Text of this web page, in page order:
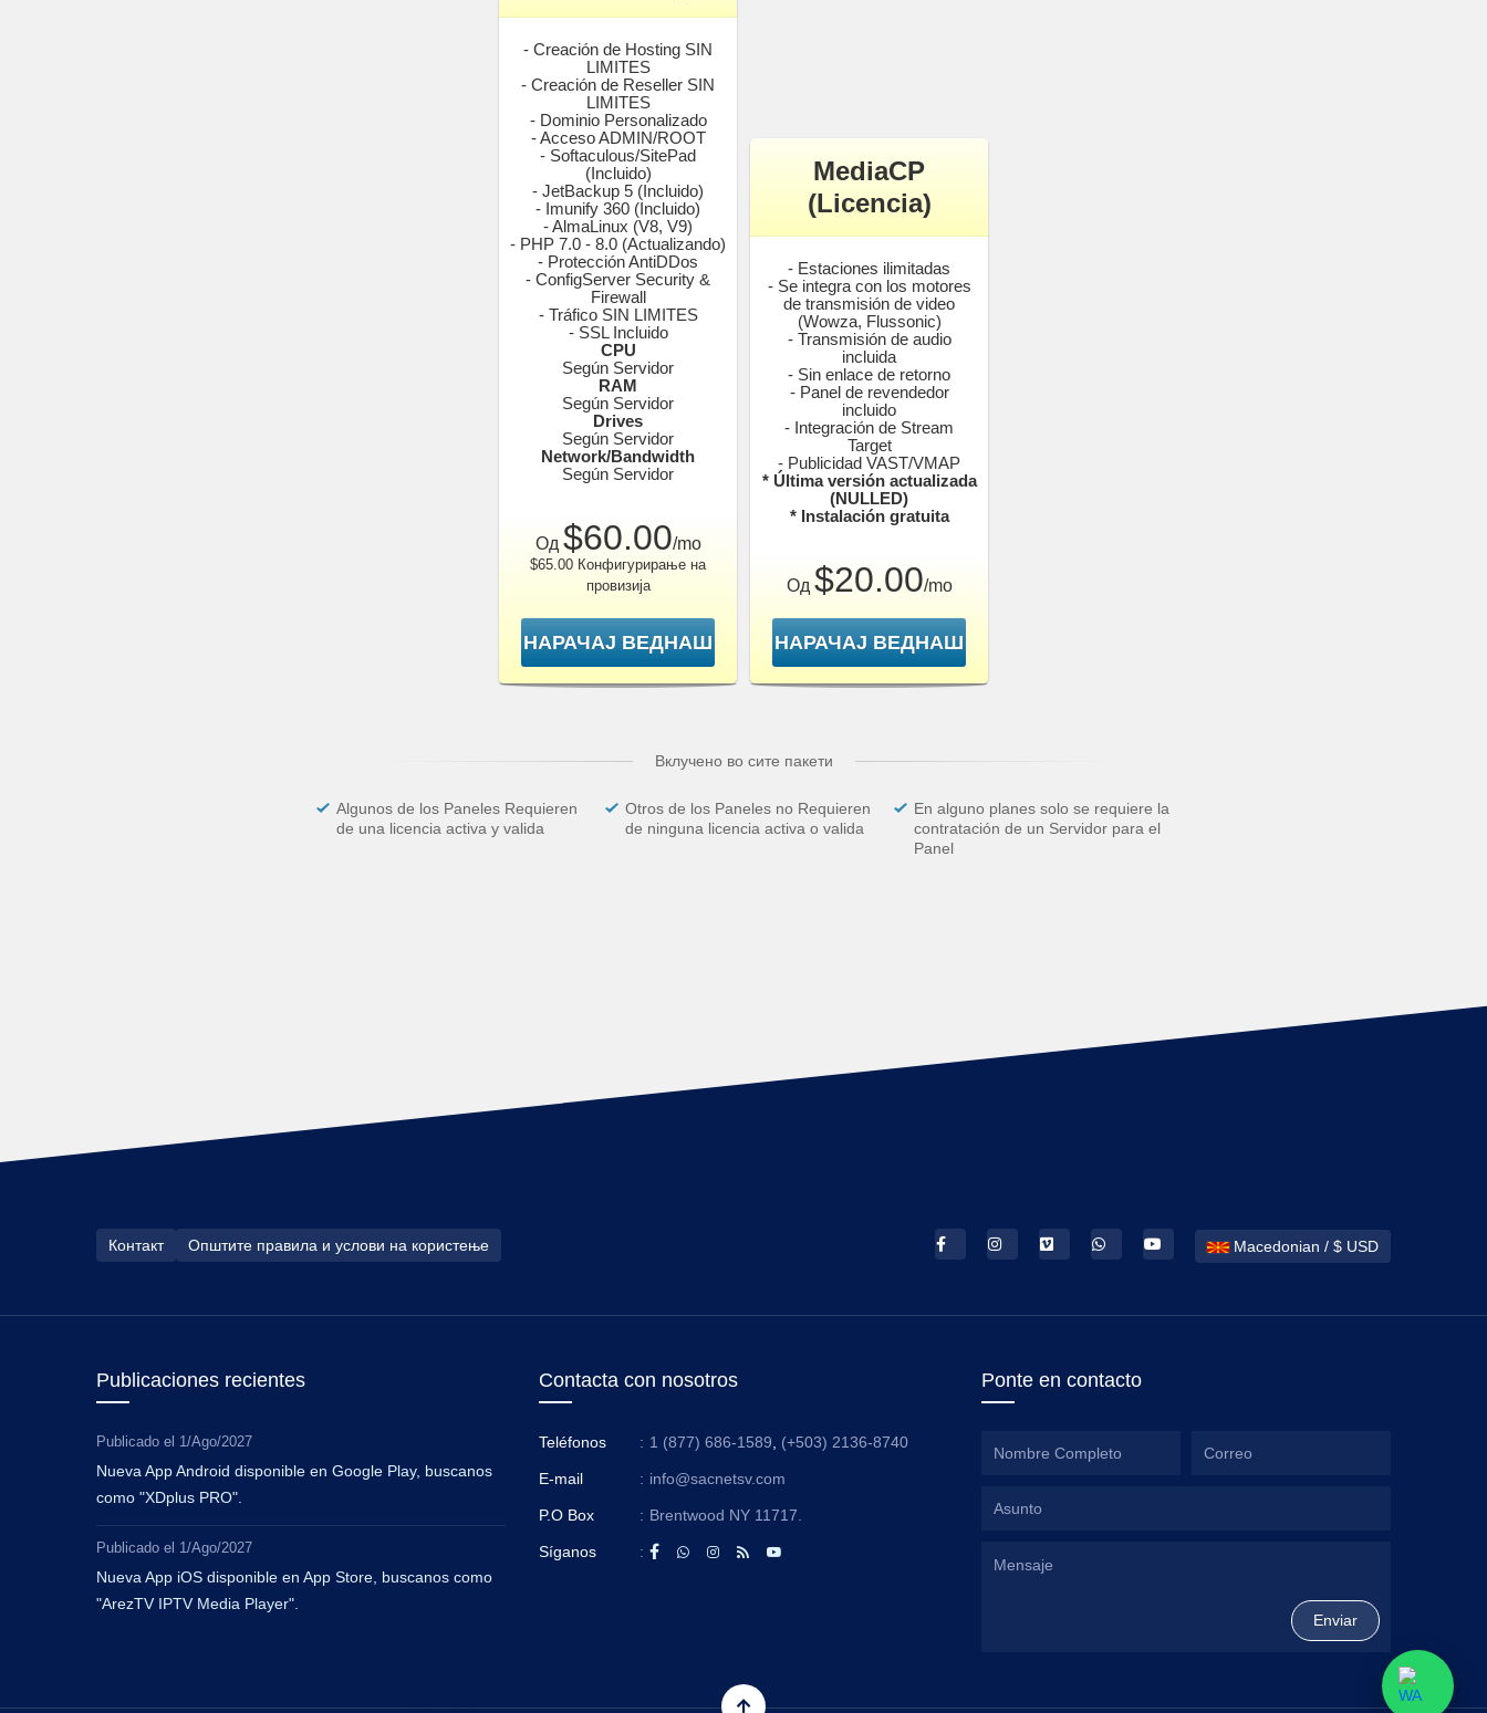
- Creación de Hosting SIN
LIMITES
- Creación de Reseller SIN
LIMITES
- Dominio Personalizado
- Acceso ADMIN/ROOT
- Softaculous/SitePad
(Incluido)
- JetBackup 5 (Incluido)
- Imunify 360 (Incluido)
- AlmaLinux (V8, V9)
- PHP 7.0 - 8.0 (Actualizando)
- Protección AntiDDos
- ConfigServer Security &
Firewall
- Tráfico SIN LIMITES
- SSL Incluido
CPU
Según Servidor
RAM
Según Servidor
Drives
Según Servidor
Network/Bandwidth
Según Servidor
Од $60.00/mo
$65.00 Конфигурирање на
провизија
НАРАЧАЈ ВЕДНАШ
MediaCP
(Licencia)
- Estaciones ilimitadas
- Se integra con los motores
de transmisión de video
(Wowza, Flussonic)
- Transmisión de audio
incluida
- Sin enlace de retorno
- Panel de revendedor
incluido
- Integración de Stream
Target
- Publicidad VAST/VMAP
* Última versión actualizada
(NULLED)
* Instalación gratuita
Од $20.00/mo
НАРАЧАЈ ВЕДНАШ
Вклучено во сите пакети
Algunos de los Paneles Requieren
de una licencia activa y valida
Otros de los Paneles no Requieren
de ninguna licencia activa o valida
En alguno planes solo se requiere la
contratación de un Servidor para el
Panel
Macedonian / $ USD
Контакт Општите правила и услови на користење
Publicaciones recientes
Publicado el 1/Ago/2027
Nueva App Android disponible en Google Play, buscanos
como "XDplus PRO".
Publicado el 1/Ago/2027
Nueva App iOS disponible en App Store, buscanos como
"ArezTV IPTV Media Player".
Contacta con nosotros
Teléfonos : 1 (877) 686-1589 (+503) 2136-8740
E-mail : info@sacnetsv.com
P.O Box : Brentwood NY 11717.
Síganos :
Ponte en contacto